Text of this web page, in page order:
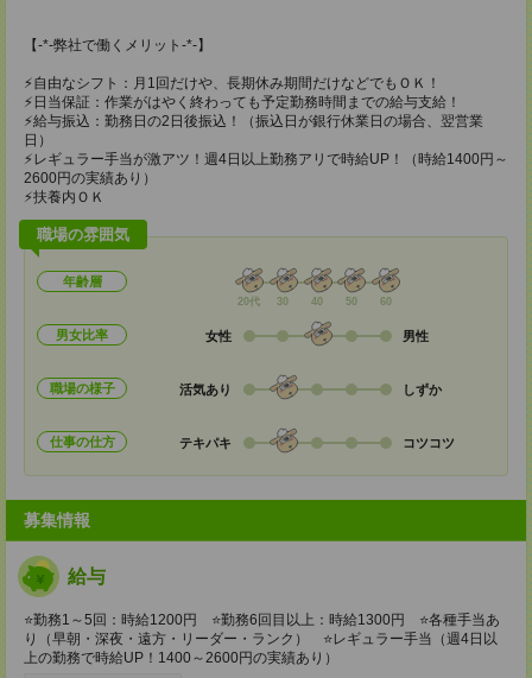
【-*-弊社で働くメリット-*-】
⚡自由なシフト：月1回だけや、長期休み期間だけなどでもＯＫ！
⚡日当保証：作業がはやく終わっても予定勤務時間までの給与支給！
⚡給与振込：勤務日の2日後振込！（振込日が銀行休業日の場合、翌営業
日）
⚡レギュラー手当が激アツ！週4日以上勤務アリで時給UP！（時給1400円～
2600円の実績あり）
⚡扶養内ＯＫ
職場の雰囲気
年齢層
20代 30 40 50 60
男女比率 女性 男性
職場の様子 活気あり しずか
仕事の仕方 テキパキ コツコツ
募集情報
給与
⭐勤務1～5回：時給1200円 ⭐勤務6回目以上：時給1300円 ⭐各種手当あ
り（早朝・深夜・遠方・リーダー・ランク） ⭐レギュラー手当（週4日以
上の勤務で時給UP！1400～2600円の実績あり）